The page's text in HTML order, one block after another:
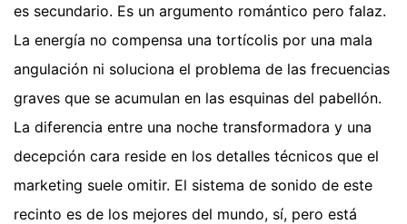
es secundario. Es un argumento romántico pero falaz.
La energía no compensa una tortícolis por una mala
angulación ni soluciona el problema de las frecuencias
graves que se acumulan en las esquinas del pabellón.
La diferencia entre una noche transformadora y una
decepción cara reside en los detalles técnicos que el
marketing suele omitir. El sistema de sonido de este
recinto es de los mejores del mundo, sí, pero está